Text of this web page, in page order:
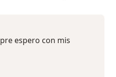
espero con mis